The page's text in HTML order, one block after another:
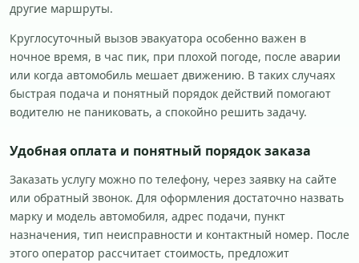
другие маршруты.
Круглосуточный вызов эвакуатора особенно важен в
ночное время, в час пик, при плохой погоде, после аварии
или когда автомобиль мешает движению. В таких случаях
быстрая подача и понятный порядок действий помогают
водителю не паниковать, а спокойно решить задачу.
Удобная оплата и понятный порядок заказа
Заказать услугу можно по телефону, через заявку на сайте
или обратный звонок. Для оформления достаточно назвать
марку и модель автомобиля, адрес подачи, пункт
назначения, тип неисправности и контактный номер. После
этого оператор рассчитает стоимость, предложит